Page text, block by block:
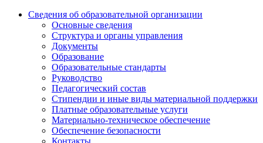
Сведения об образовательной организации
Основные сведения
Структура и органы управления
Документы
Образование
Образовательные стандарты
Руководство
Педагогический состав
Стипендии и иные виды материальной поддержки
Платные образовательные услуги
Материально-техническое обеспечение
Обеспечение безопасности
Контакты